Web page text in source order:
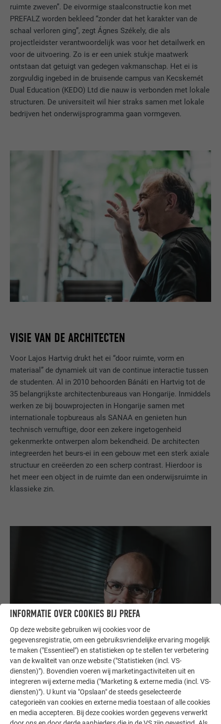
ruimte zweven”. De eivormige staalconstructie kon met
PREFALZ worden bekleed “zonder dat het karakter van de
schaal verloren ging”, zegt Ágnes Székely, die als
projectleidster verantwoordelijk was voor het detailwerk en
voor de uitvoering. Zo is er een uniek stukje maatwerk
ontstaan dat getuigt van gedegen vakmanschap. Het ei is
zorgvuldig ingebed in de bruisende campus van Kecskemét
Dual Education (KEDO) Ltd die nauw is verbonden met lokale
structuren. De universiteit wil hier straks samen met lokale
bedrijven het onderwijsprogramma gaan vormgeven.
VISIE VAN DE ARCHITECTEN
Voor Lajos Hartvig drukt het ei “door ruimte, vorm en
materiaal” de dynamiek uit van de continue interactie tussen
de studenten. Al in 2010 behoorden Bánáti en Hartvig tot de
35 belangrijkste architectenbureaus van Hongarije. Inmiddels
werken ze bij bouwprojecten in Hongarije samen met
internationale topbureaus als SANAA en genieten hun
technisch vernuftige, door een zekere ingetogenheid
gekenmerkte ontwerpen alom bekendheid. De architecten
integreerden het beurs-ei in een gebouw met een sterk axiale
structuur en creëerden zo een scherp contrast. Hierdoor is
het meer een object in de ruimte dan een onderwijsruimte in
klassieke zin.
EEN EI IS GEEN VOETBAL – EEN VAKKUNDIGE
INFORMATIE OVER COOKIES BIJ PREFA
Op deze website gebruiken wij cookies voor de
gegevensregistratie, om een gebruiksvriendelijke ervaring mogelijk
te maken ("Essentieel") en statistieken op te stellen ter verbetering
van de kwaliteit van onze website ("Statistieken (incl. VS-
diensten)"). Bovendien voeren wij marketingactiviteiten uit en
integreren wij externe media ("Marketing & externe media (incl. VS-
diensten)"). U kunt via "Opslaan" de steeds geselecteerde
categorieën van cookies en externe media toestaan of alle cookies
en media accepteren. Bij deze cookies worden gegevens verwerkt